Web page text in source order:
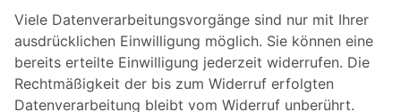
Viele Datenverarbeitungsvorgänge sind nur mit Ihrer
ausdrücklichen Einwilligung möglich. Sie können eine
bereits erteilte Einwilligung jederzeit widerrufen. Die
Rechtmäßigkeit der bis zum Widerruf erfolgten
Datenverarbeitung bleibt vom Widerruf unberührt.